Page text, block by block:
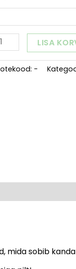
LISA
-
mida sobib